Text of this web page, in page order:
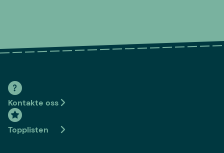
Kontakte oss
Topplisten